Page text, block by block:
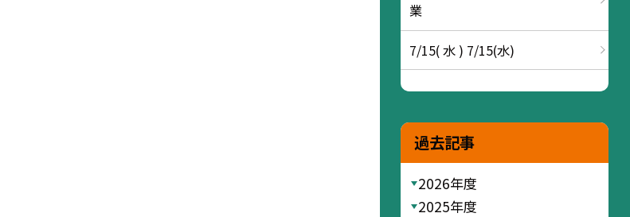
業
7/15( 水 ) 7/15(水)
過去記事
2026年度
2025年度